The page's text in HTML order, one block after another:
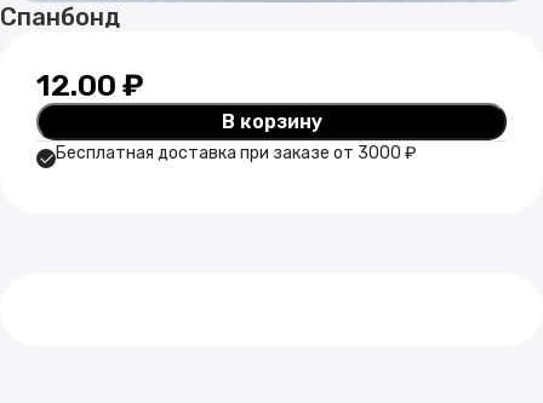
Спанбонд
12.00 ₽
В корзину
Бесплатная доставка при заказе от 3000 ₽